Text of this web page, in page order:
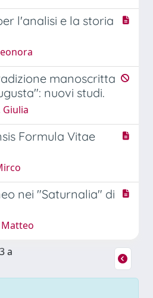
l'analisi e la storia
manoscritta
nuovi studi.
Giulia
Formula Vitae
nei "Saturnalia" di
a